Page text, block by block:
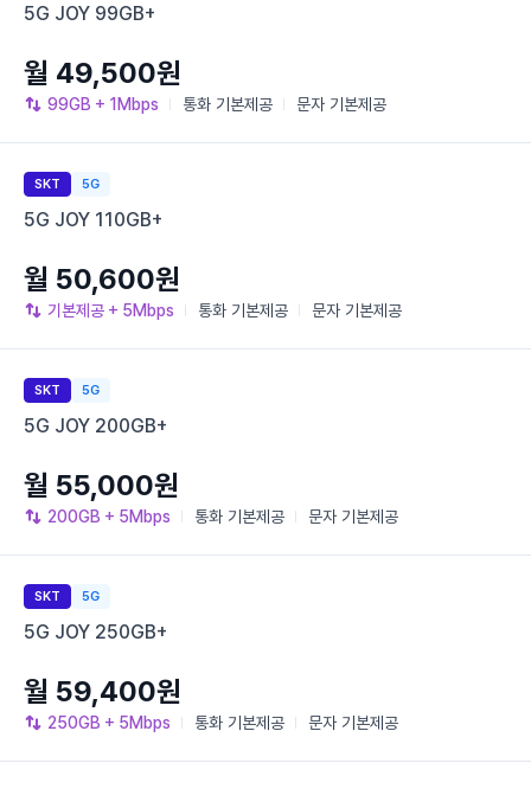
5G JOY 99GB+
99GB + 1Mbps 통화 기본제공 문자 기본제공
월 49,500원
SKT 5G
5G JOY 110GB+
기본제공 + 5Mbps 통화 기본제공 문자 기본제공
월 50,600원
SKT 5G
5G JOY 200GB+
200GB + 5Mbps 통화 기본제공 문자 기본제공
월 55,000원
SKT 5G
5G JOY 250GB+
250GB + 5Mbps 통화 기본제공 문자 기본제공
월 59,400원